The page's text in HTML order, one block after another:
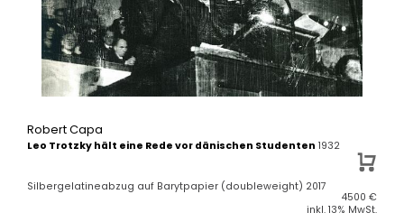
Robert Capa
Leo Trotzky hält eine Rede vor dänischen Studenten 1932
Silbergelatineabzug auf Barytpapier (doubleweight) 2017
4500 €
inkl. 13% MwSt.